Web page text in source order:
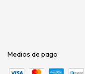
Medios de pago